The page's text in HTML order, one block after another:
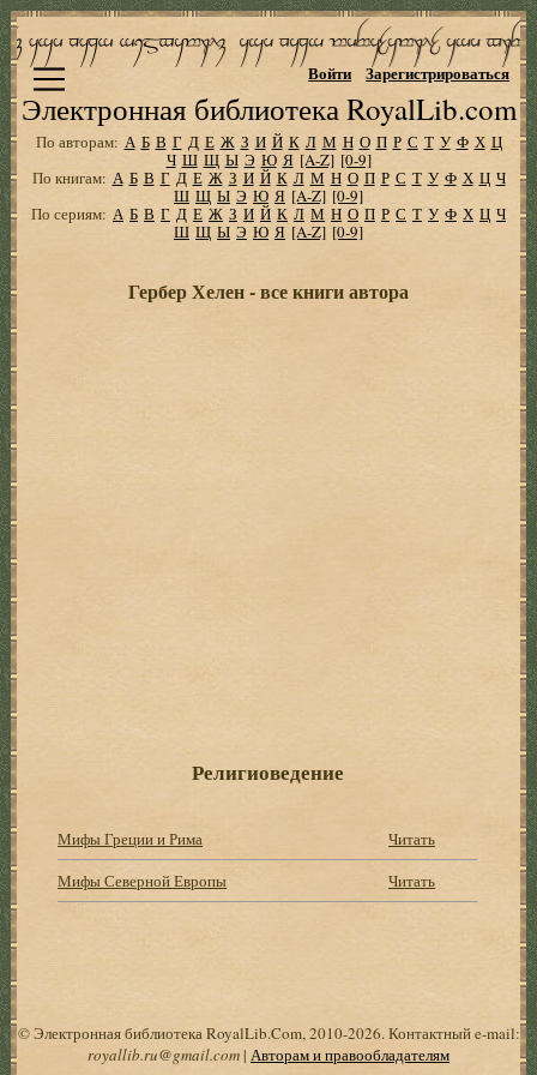
Электронная библиотека RoyalLib.com
Войти Зарегистрироваться
По авторам: А Б В Г Д Е Ж З И Й К Л М Н О П Р С Т У Ф Х Ц
Ч Ш Щ Ы Э Ю Я [A-Z] [0-9]
По книгам: А Б В Г Д Е Ж З И Й К Л М Н О П Р С Т У Ф Х Ц Ч
Ш Щ Ы Э Ю Я [A-Z] [0-9]
По сериям: А Б В Г Д Е Ж З И Й К Л М Н О П Р С Т У Ф Х Ц Ч
Ш Щ Ы Э Ю Я [A-Z] [0-9]
Гербер Хелен - все книги автора
Религиоведение
Мифы Греции и Рима
Читать
Мифы Северной Европы
Читать
© Электронная библиотека RoyalLib.Com, 2010-2026. Контактный e-mail:
royallib.ru@gmail.com| Авторам и правообладателям